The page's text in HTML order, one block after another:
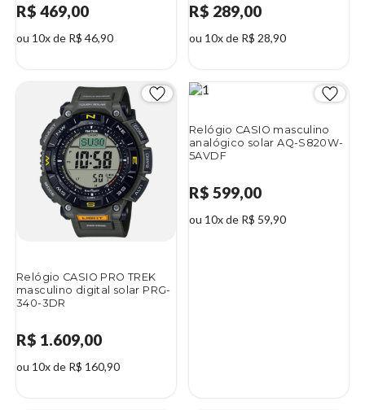
R$ 469,00
ou 10x de R$ 46,90
R$ 289,00
ou 10x de R$ 28,90
Relógio CASIO PRO TREK
masculino digital solar PRG-
340-3DR
R$ 1.609,00
ou 10x de R$ 160,90
Relógio CASIO masculino
analógico solar AQ-S820W-
5AVDF
R$ 599,00
ou 10x de R$ 59,90